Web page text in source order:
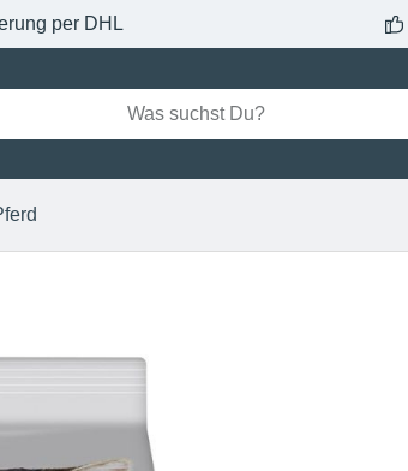
per DHL